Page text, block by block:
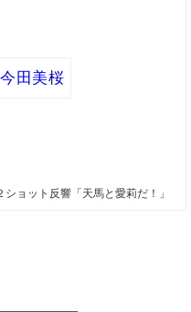
今田美桜
ョット反響「天馬と愛莉だ！」